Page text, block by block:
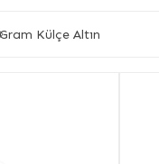
Külçe Altın